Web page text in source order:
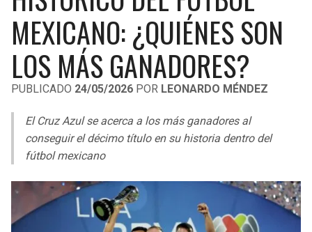
LIGA DE EXPANSIÓN MX
LEAGUES CUP
UEFA EUROPA LEAGUE
UEFA CONFERENCE LEAGUE
COPA SUDAMERICANA
LIGA BETPLAY
OTRAS LIGAS
RAIDERS
CHARGERS
BENGALS
BROWNS
STEELERS
CAVALIERS
PISTONS
BUCKS
HAWKS
HORNETS
MEXICANO: ¿QUIÉNES SON
LOS MÁS GANADORES?
PUBLICADO 24/05/2026 POR LEONARDO MÉNDEZ
El Cruz Azul se acerca a los más ganadores al
conseguir el décimo título en su historia dentro del
fútbol mexicano